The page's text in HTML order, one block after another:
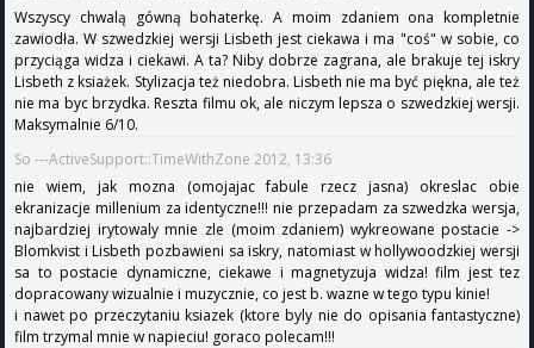
Wszyscy chwalą gówną bohaterkę. A moim zdaniem ona kompletnie
zawiodła. W szwedzkiej wersji Lisbeth jest ciekawa i ma "coś" w sobie, co
przyciąga widza i ciekawi. A ta? Niby dobrze zagrana, ale brakuje tej iskry
Lisbeth z ksiażek. Stylizacja też niedobra. Lisbeth nie ma być piękna, ale też
nie ma byc brzydka. Reszta filmu ok, ale niczym lepsza o szwedzkiej wersji.
Maksymalnie 6/10.
So ---ActiveSupport::TimeWithZone 2012, 13:36
nie wiem, jak mozna (omojajac fabule rzecz jasna) okreslac obie
ekranizacje millenium za identyczne!!! nie przepadam za szwedzka wersja,
najbardziej irytowaly mnie zle (moim zdaniem) wykreowane postacie ->
Blomkvist i Lisbeth pozbawieni sa iskry, natomiast w hollywoodzkiej wersji
sa to postacie dynamiczne, ciekawe i magnetyzuja widza! film jest tez
dopracowany wizualnie i muzycznie, co jest b. wazne w tego typu kinie!
i nawet po przeczytaniu ksiazek (ktore byly nie do opisania fantastyczne)
film trzymal mnie w napieciu! goraco polecam!!!